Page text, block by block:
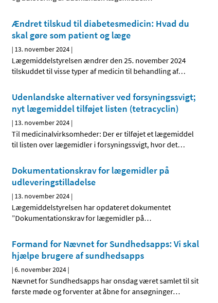
Ændret tilskud til diabetesmedicin: Hvad du
skal gøre som patient og læge
| 13. november 2024 |
Lægemiddelstyrelsen ændrer den 25. november 2024
tilskuddet til visse typer af medicin til behandling af…
Udenlandske alternativer ved forsyningssvigt;
nyt lægemiddel tilføjet listen (tetracyclin)
| 13. november 2024 |
Til medicinalvirksomheder: Der er tilføjet et lægemiddel
til listen over lægemidler i forsyningssvigt, hvor det…
Dokumentationskrav for lægemidler på
udleveringstilladelse
| 13. november 2024 |
Lægemiddelstyrelsen har opdateret dokumentet
”Dokumentationskrav for lægemidler på…
Formand for Nævnet for Sundhedsapps: Vi skal
hjælpe brugere af sundhedsapps
|6. november 2024 |
Nævnet for Sundhedsapps har onsdag været samlet til sit
første møde og forventer at åbne for ansøgninger…